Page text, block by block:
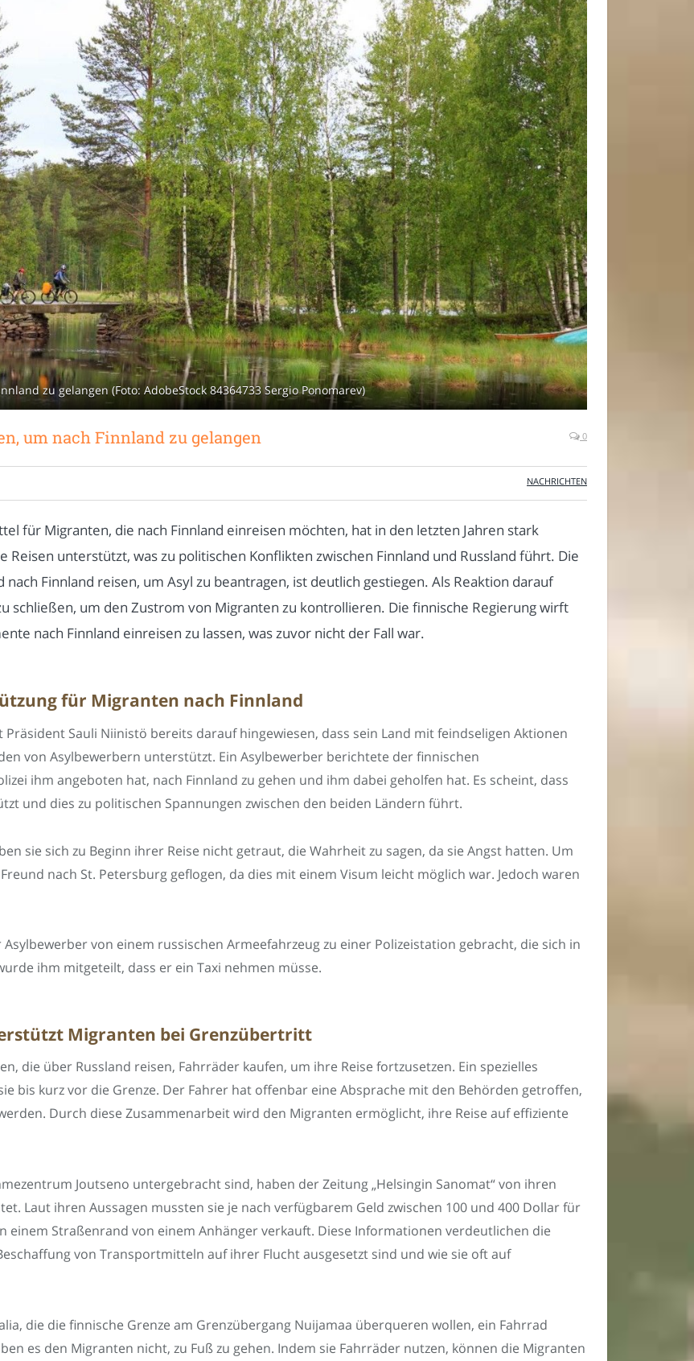
zu gelangen (Foto: AdobeStock 84364733 Sergio Ponomarev)
um nach Finnland zu gelangen 0
NACHRICHTEN
für Migranten, die nach Finnland einreisen möchten, hat in den letzten Jahren stark
Reisen unterstützt, was zu politischen Konflikten zwischen Finnland und Russland führt. Die
Finnland reisen, um Asyl zu beantragen, ist deutlich gestiegen. Als Reaktion darauf
schließen, um den Zustrom von Migranten zu kontrollieren. Die finnische Regierung wirft
nach Finnland einreisen zu lassen, was zuvor nicht der Fall war.
für Migranten nach Finnland
Sauli Niinistö bereits darauf hingewiesen, dass sein Land mit feindseligen Aktionen
von Asylbewerbern unterstützt. Ein Asylbewerber berichtete der finnischen
ihm angeboten hat, nach Finnland zu gehen und ihm dabei geholfen hat. Es scheint, dass
und dies zu politischen Spannungen zwischen den beiden Ländern führt.
sie sich zu Beginn ihrer Reise nicht getraut, die Wahrheit zu sagen, da sie Angst hatten. Um
nach St. Petersburg geflogen, da dies mit einem Visum leicht möglich war. Jedoch waren
von einem russischen Armeefahrzeug zu einer Polizeistation gebracht, die sich in
ihm mitgeteilt, dass er ein Taxi nehmen müsse.
Migranten bei Grenzübertritt
die über Russland reisen, Fahrräder kaufen, um ihre Reise fortzusetzen. Ein spezielles
bis kurz vor die Grenze. Der Fahrer hat offenbar eine Absprache mit den Behörden getroffen,
Durch diese Zusammenarbeit wird den Migranten ermöglicht, ihre Reise auf effiziente
Joutseno untergebracht sind, haben der Zeitung „Helsingin Sanomat“ von ihren
Laut ihren Aussagen mussten sie je nach verfügbarem Geld zwischen 100 und 400 Dollar für
einem Straßenrand von einem Anhänger verkauft. Diese Informationen verdeutlichen die
von Transportmitteln auf ihrer Flucht ausgesetzt sind und wie sie oft auf
die die finnische Grenze am Grenzübergang Nuijamaa überqueren wollen, ein Fahrrad
es den Migranten nicht, zu Fuß zu gehen. Indem sie Fahrräder nutzen, können die Migranten